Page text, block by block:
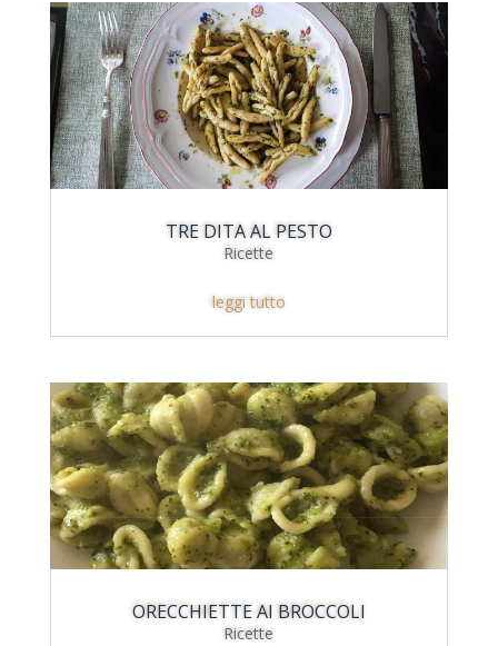
TRE DITA AL PESTO
Ricette
leggi tutto
ORECCHIETTE AI BROCCOLI
Ricette